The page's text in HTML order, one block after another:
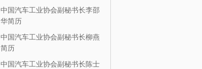
中国汽车工业协会副秘书长李邵
华简历
中国汽车工业协会副秘书长柳燕
简历
中国汽车工业协会副秘书长陈士